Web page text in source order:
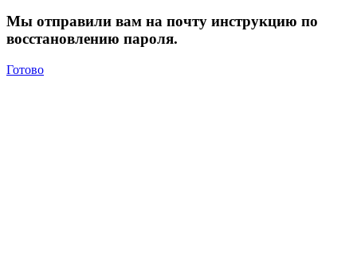
Мы отправили вам на почту инструкцию по
восстановлению пароля.
Готово